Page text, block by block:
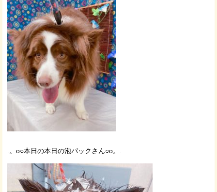
.。o○本日の本日の泡パックさん○o。.